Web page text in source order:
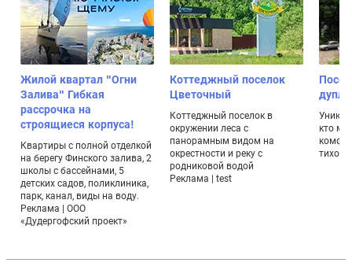
Жилой квартал "Огни
Залива" Гибкая
рассрочка на
строящиеся корпуса!
Квартиры с полной отделкой
на берегу Финского залива, 2
школы с бассейнами, 5
детских садов, поликлиника,
парк, канал, виды на воду.
Реклама | ООО
«Дудергофский проект»
Коттеджный поселок
Цветочный
Коттеджный поселок в
окружении леса с
панорамным видом на
окрестности и реку с
родниковой водой
Реклама | test
кто
тихом